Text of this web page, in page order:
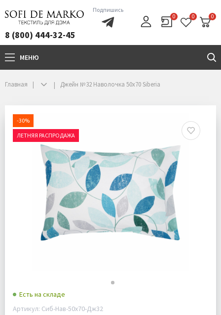
8 (800) 444-32-45
Подпишись
0 0 0
МЕНЮ
+7(800)444-32-45
Главная Джейн №32 Наволочка 50х70 Siberia
-30%
ЛЕТНЯЯ РАСПРОДАЖА
Есть на складе
Артикул: Сиб-Нав-50х70-Дж32